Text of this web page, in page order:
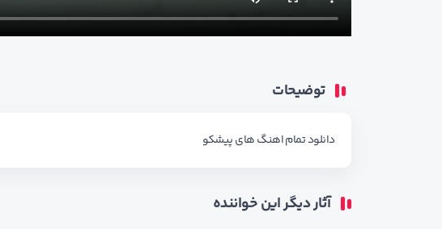
توضیحات
دانلود تمام اهنگ هایپیشکو
آثار دیگر این خواننده